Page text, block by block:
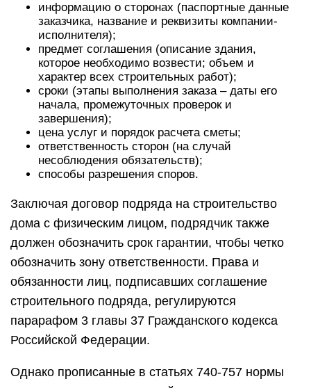
информацию о сторонах (паспортные данные
заказчика, название и реквизиты компании-
исполнителя);
предмет соглашения (описание здания,
которое необходимо возвести; объем и
характер всех строительных работ);
сроки (этапы выполнения заказа – даты его
начала, промежуточных проверок и
завершения);
цена услуг и порядок расчета сметы;
ответственность сторон (на случай
несоблюдения обязательств);
способы разрешения споров.
Заключая договор подряда на строительство
дома с физическим лицом, подрядчик также
должен обозначить срок гарантии, чтобы четко
обозначить зону ответственности. Права и
обязанности лиц, подписавших соглашение
строительного подряда, регулируются
парарафом 3 главы 37 Гражданского кодекса
Российской Федерации.
Однако прописанные в статьях 740-757 нормы